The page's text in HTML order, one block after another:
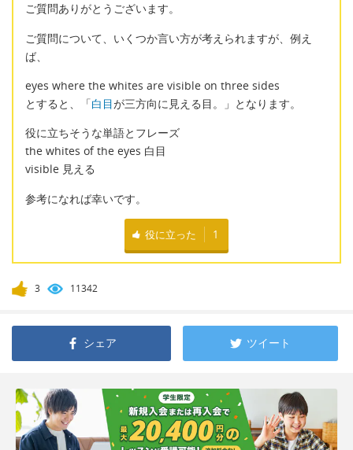
ご質問ありがとうございます。
ご質問について、いくつか言い方が考えられますが、例え
ば、
eyes where the whites are visible on three sides
とすると、「白目が三方向に見える目。」となります。
役に立ちそうな単語とフレーズ
the whites of the eyes 白目
visible 見える
参考になれば幸いです。
役に立った 1
3 11342
シェア ツイート